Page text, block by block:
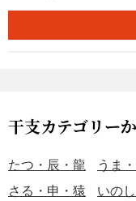
干支カテゴリー
たつ・辰・龍 うま
さる・申・猿
いの